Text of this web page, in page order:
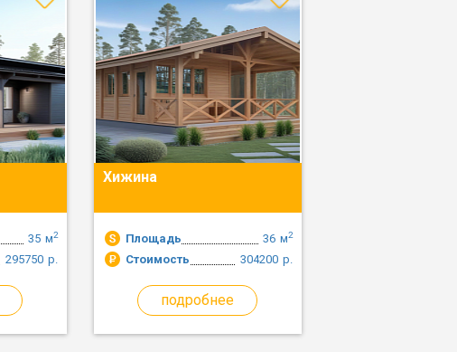
м2
35
р.
295750
Хижина
Площадь м2
36
Стоимость
р.
304200
подробнее